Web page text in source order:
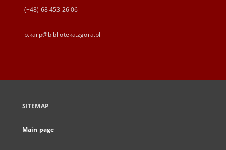
(+48) 68 453 26 06
p.karp@biblioteka.zgora.pl
SITEMAP
Main page